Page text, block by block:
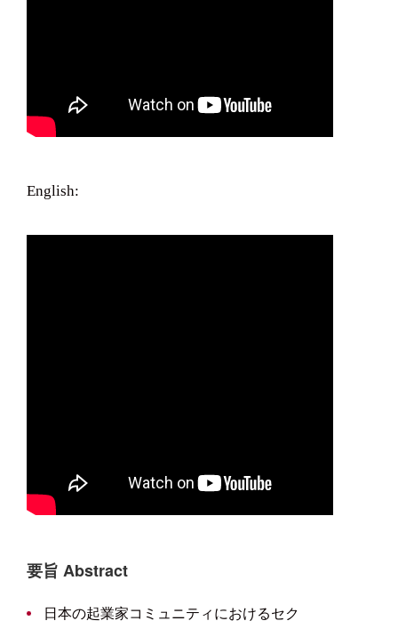
English:
要旨 Abstract
日本の起業家コミュニティにおけるセク